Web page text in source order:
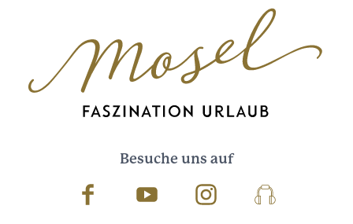
Besuche uns auf
Facebook Youtube InstagramPodcast